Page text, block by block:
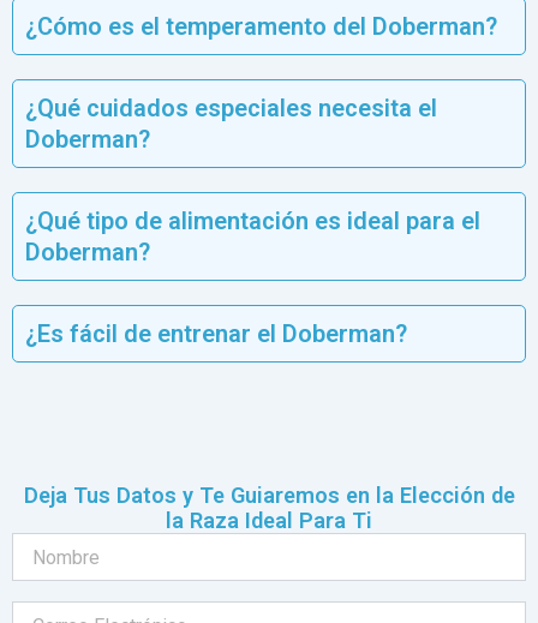
¿Cómo es el temperamento del Doberman?
¿Qué cuidados especiales necesita el
Doberman?
¿Qué tipo de alimentación es ideal para el
Doberman?
¿Es fácil de entrenar el Doberman?
Deja Tus Datos y Te Guiaremos en la Elección de
la Raza Ideal Para Ti